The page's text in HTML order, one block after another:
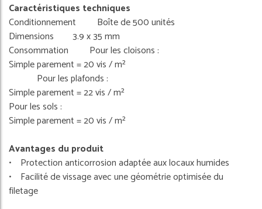
Caractéristiques techniques
Conditionnement Boîte de 500 unités
Dimensions 3.9 x 35 mm
Consommation Pour les cloisons :
Simple parement = 20 vis / m²
Pour les plafonds :
Simple parement = 22 vis / m²
Pour les sols :
Simple parement = 20 vis / m²
Avantages du produit
• Protection anticorrosion adaptée aux locaux humides
• Facilité de vissage avec une géométrie optimisée du
filetage